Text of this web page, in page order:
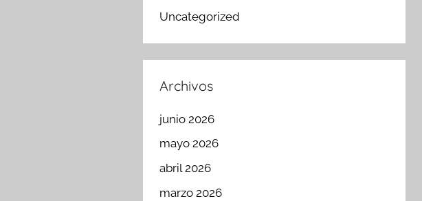
Uncategorized
Archivos
junio 2026
mayo 2026
abril 2026
marzo 2026